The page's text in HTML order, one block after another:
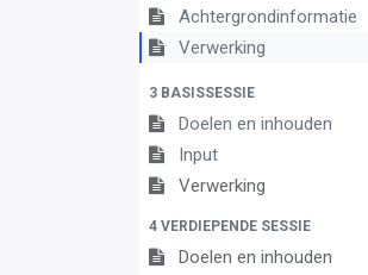
Achtergrondinformatie
Verwerking
3 BASISSESSIE
Doelen en inhouden
Input
Verwerking
4 VERDIEPENDE SESSIE
Doelen en inhouden